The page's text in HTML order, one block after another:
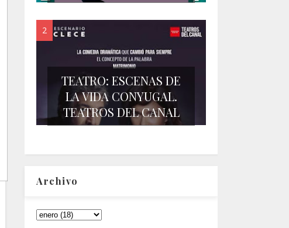
TEATRO: ESCENAS DE
LA VIDA CONYUGAL.
TEATROS DEL CANAL
Archivo